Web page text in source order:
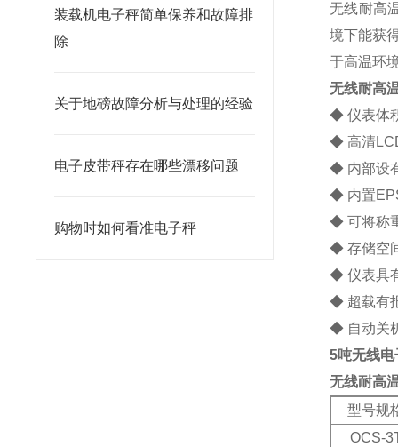
装载机电子秤简单保养和故障排
除
关于地磅故障分析与处理的经验
电子皮带秤存在哪些漂移问题
购物时如何看准电子秤
无线耐高
境下能获
于高温环
无线耐高
◆ 仪表体
◆ 高清
◆ 内部设
◆ 内置
◆ 可将称
◆ 存储空
◆ 仪表具
◆ 超载有
◆ 自动关
5吨无线
无线耐高
型号规
OCS-